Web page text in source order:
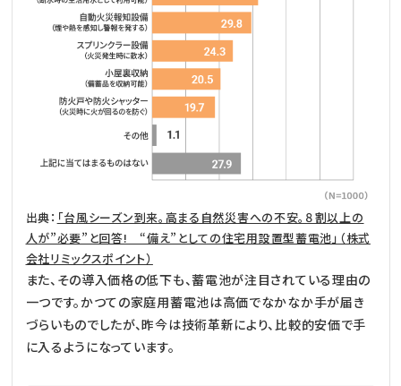
出典： 「台風シーズン到来。高まる自然災害への不安。８割以上の
人が”必要”と回答! “備え”としての住宅用設置型蓄電池」（株式
会社リミックスポイント）
また、その導入価格の低下も、蓄電池が注目されている理由の
一つです。かつての家庭用蓄電池は高価でなかなか手が届き
づらいものでしたが、昨今は技術革新により、比較的安価で手
に入るようになっています。